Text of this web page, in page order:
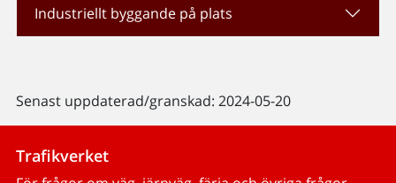
Industriellt byggande på plats
Senast uppdaterad/granskad: 2024-05-20
Trafikverket